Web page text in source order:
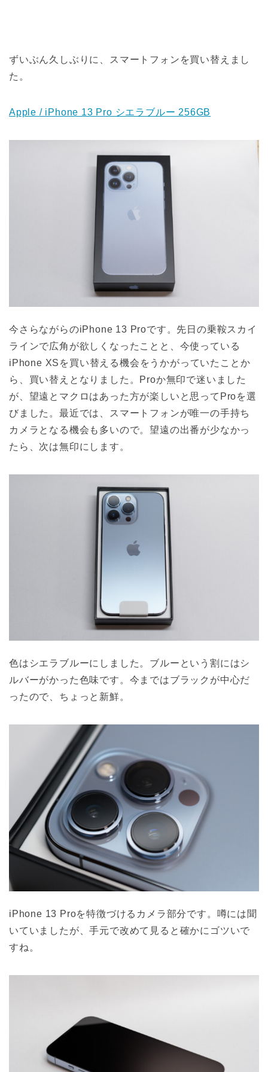
ずいぶん久しぶりに、スマートフォンを買い替えまし
た。
Apple / iPhone 13 Pro シエラブルー 256GB
今さらながらのiPhone 13 Proです。先日の乗鞍スカイ
ラインで広角が欲しくなったことと、今使っている
iPhone XSを買い替える機会をうかがっていたことか
ら、買い替えとなりました。Proか無印で迷いました
が、望遠とマクロはあった方が楽しいと思ってProを選
びました。最近では、スマートフォンが唯一の手持ち
カメラとなる機会も多いので。望遠の出番が少なかっ
たら、次は無印にします。
色はシエラブルーにしました。ブルーという割にはシ
ルバーがかった色味です。今まではブラックが中心だ
ったので、ちょっと新鮮。
iPhone 13 Proを特徴づけるカメラ部分です。噂には聞
いていましたが、手元で改めて見ると確かにゴツいで
すね。